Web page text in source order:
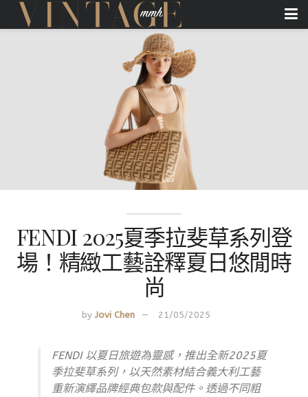
FENDI 2025夏季拉斐草系列登
場！精緻工藝詮釋夏日悠閒時
尚
by Jovi Chen 21/05/2025
FENDI 以夏日旅遊為靈感，推出全新2025夏
季拉斐草系列，以天然素材結合義大利工藝
重新演繹品牌經典包款與配件。透過不同粗